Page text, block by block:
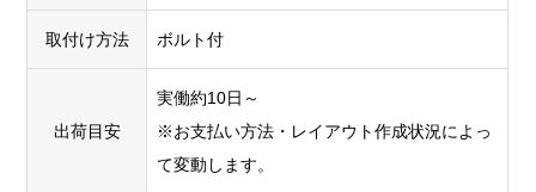
取付け方法 ボルト付
出荷目安
実働約10日～
※お支払い方法・レイアウト作成状況によっ
て変動します。